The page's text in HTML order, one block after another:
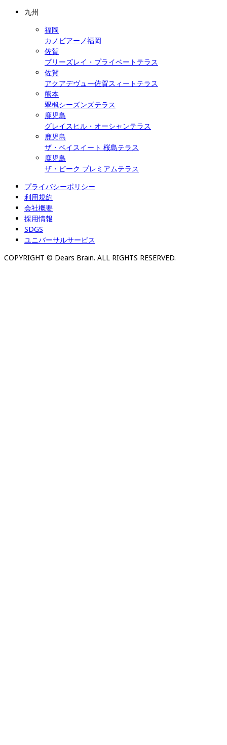
九州
福岡
カノビアーノ福岡
佐賀
ブリーズレイ・プライベートテラス
佐賀
アクアデヴュー佐賀スィートテラス
熊本
翠楓シーズンズテラス
鹿児島
グレイスヒル・オーシャンテラス
鹿児島
ザ・ベイスイート 桜島テラス
鹿児島
ザ・ピーク プレミアムテラス
プライバシーポリシー
利用規約
会社概要
採用情報
SDGS
ユニバーサルサービス
COPYRIGHT © Dears Brain. ALL RIGHTS RESERVED.